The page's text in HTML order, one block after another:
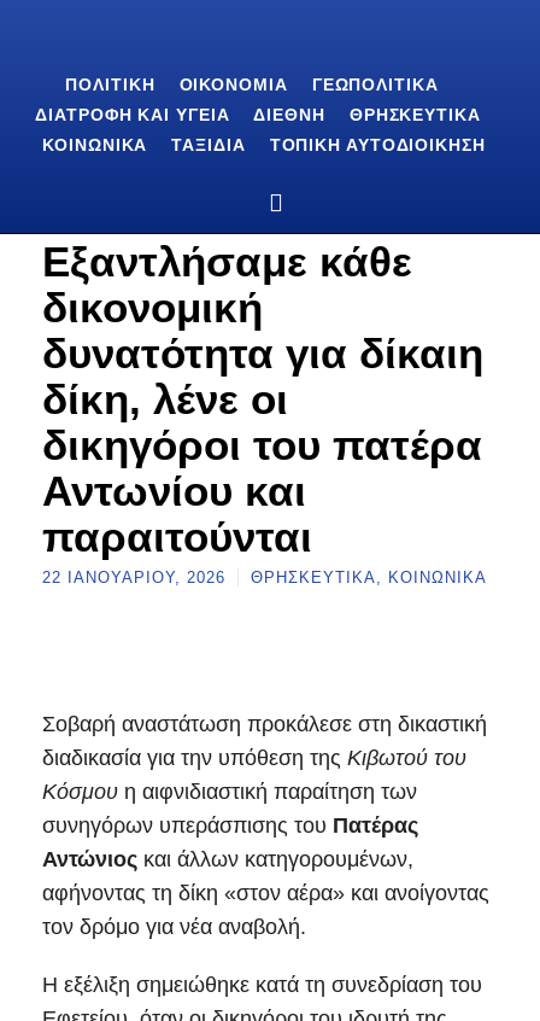
ΠΟΛΙΤΙΚΉ ΟΙΚΟΝΟΜΊΑ
ΓΕΩΠΟΛΙΤΙΚΆ
ΔΙΑΤΡΟΦΉ ΚΑΙ ΥΓΕΊΑ
ΔΙΕΘΝΉ
ΘΡΗΣΚΕΥΤΙΚΆ
ΚΟΙΝΩΝΙΚΆ
ΤΑΞΊΔΙΑ ΤΟΠΙΚΉ ΑΥΤΟΔΙΟΊΚΗΣΗ
Εξαντλήσαμε κάθε
δικονομική
δυνατότητα για δίκαιη
δίκη, λένε οι
δικηγόροι του πατέρα
Αντωνίου και
παραιτούνται
22 ΙΑΝΟΥΑΡΊΟΥ, 2026 ΘΡΗΣΚΕΥΤΙΚΆ, ΚΟΙΝΩΝΙΚΆ
Σοβαρή αναστάτωση προκάλεσε στη δικαστική
διαδικασία για την υπόθεση της Κιβωτού του
Κόσμου η αιφνιδιαστική παραίτηση των
συνηγόρων υπεράσπισης του Πατέρας
Αντώνιος και άλλων κατηγορουμένων,
αφήνοντας τη δίκη «στον αέρα» και ανοίγοντας
τον δρόμο για νέα αναβολή.
Η εξέλιξη σημειώθηκε κατά τη συνεδρίαση του